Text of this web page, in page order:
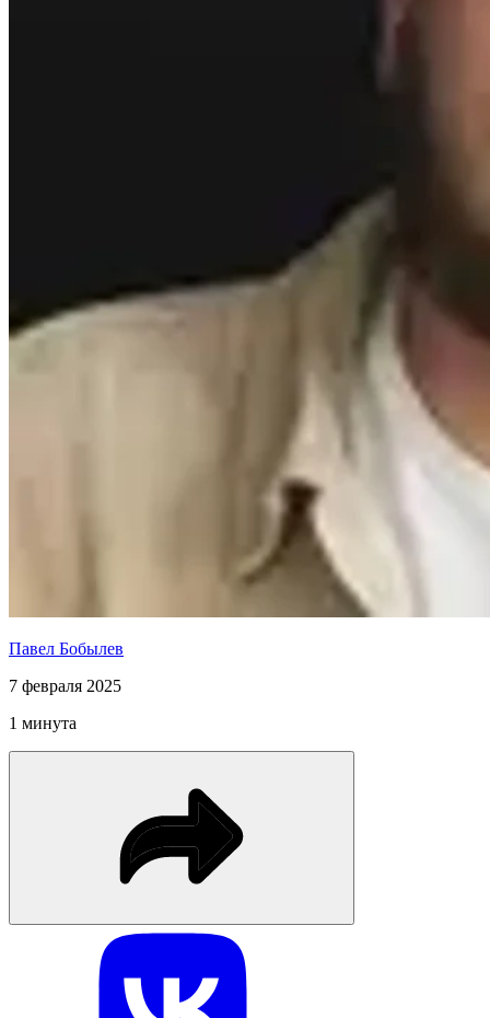
Павел Бобылев
7 февраля 2025
1 минута